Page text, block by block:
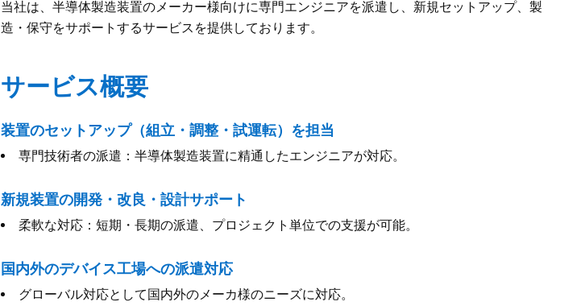
当社は、半導体製造装置のメーカー様向けに専門エンジニアを派遣し、新規セットアップ、製
造・保守をサポートするサービスを提供しております。
サービス概要
装置のセットアップ（組立・調整・試運転）を担当
専門技術者の派遣：半導体製造装置に精通したエンジニアが対応。
新規装置の開発・改良・設計サポート
柔軟な対応：短期・長期の派遣、プロジェクト単位での支援が可能。
国内外のデバイス工場への派遣対応
グローバル対応として国内外のメーカ様のニーズに対応。